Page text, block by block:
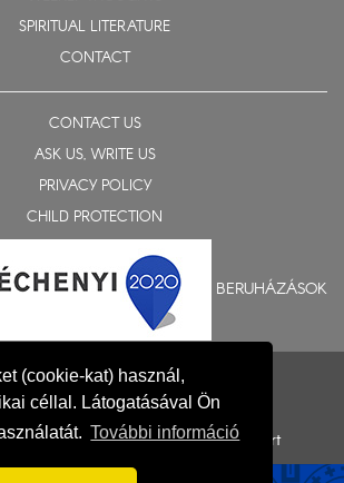
(cookie-kat) használ,
céllal. Látogatásával Ön
További információ
SPIRITUAL LITERATURE
CONTACT
CONTACT US
ASK US, WRITE US
PRIVACY POLICY
CHILD PROTECTION
BERUHÁZÁSOK
2026 Eparchy of Nyíregyháza
Impresszum
Gerner Attila, Zadubenszki Norbert